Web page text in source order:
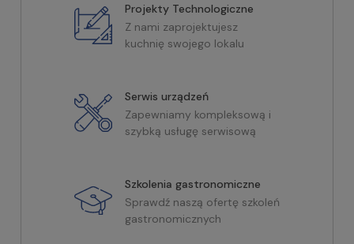
Projekty Technologiczne
Z nami zaprojektujesz
kuchnię swojego lokalu
Serwis urządzeń
Zapewniamy kompleksową i
szybką usługę serwisową
Szkolenia gastronomiczne
Sprawdź naszą ofertę szkoleń
gastronomicznych